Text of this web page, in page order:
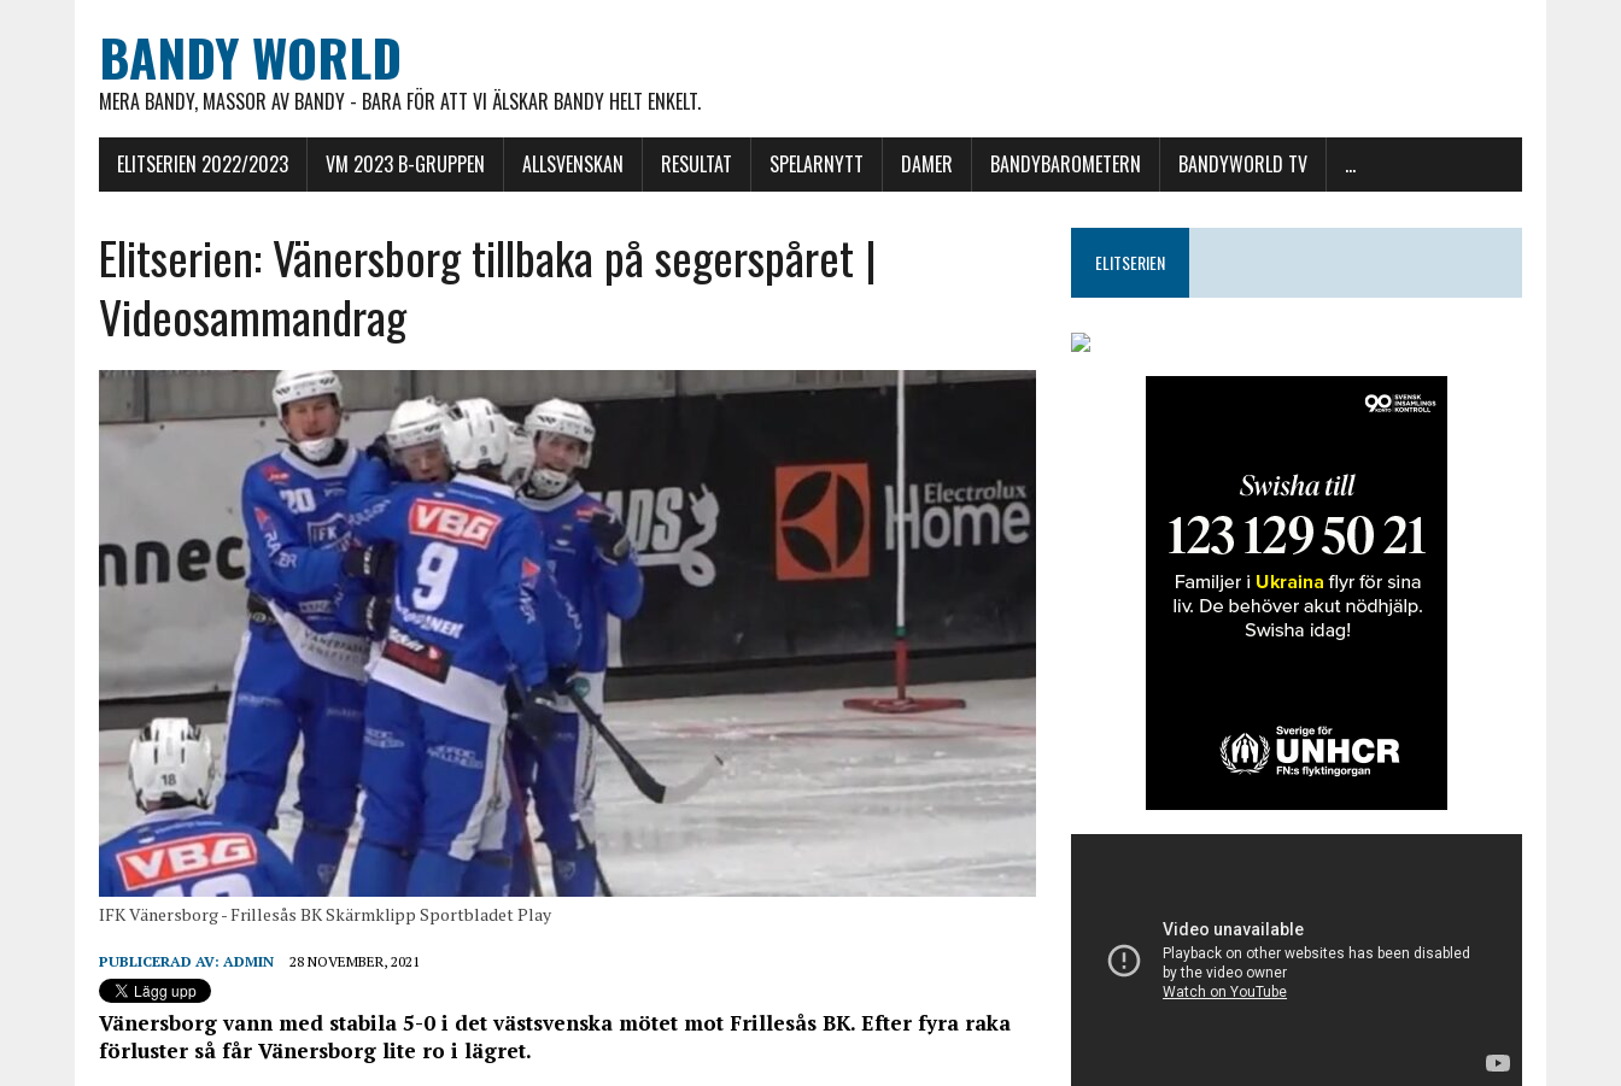
BANDY WORLD
MERA BANDY, MASSOR AV BANDY - BARA FÖR ATT VI ÄLSKAR BANDY HELT ENKELT.
ELITSERIEN 2022/2023 VM 2023 B-GRUPPEN ALLSVENSKAN RESULTAT SPELARNYTT DAMER BANDYBAROMETERN BANDYWORLD TV …
Elitserien: Vänersborg tillbaka på segerspåret |
Videosammandrag
IFK Vänersborg - Frillesås BK Skärmklipp Sportbladet Play
PUBLICERAD AV: ADMIN 28 NOVEMBER, 2021
Vänersborg vann med stabila 5-0 i det västsvenska mötet mot Frillesås BK. Efter fyra raka
förluster så får Vänersborg lite ro i lägret.
ELITSERIEN